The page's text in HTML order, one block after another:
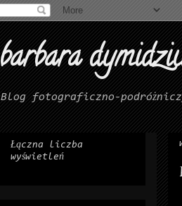
barbara
Blog fotograficzno-
Łączna liczba
wyświetleń